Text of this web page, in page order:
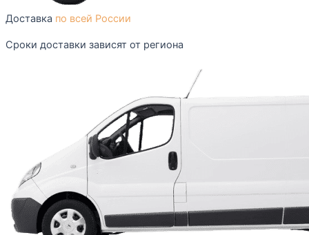
Доставка по всей России
Сроки доставки зависят от региона